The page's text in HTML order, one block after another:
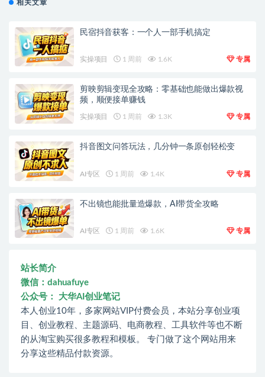
相关文章
民宿抖音获客：一个人一部手机搞定
实操项目 1 周前 1.6K 专属
剪映剪辑变现全攻略：零基础也能做出爆款视
频，顺便接单赚钱
实操项目 1 周前 1.3K 专属
抖音图文问答玩法，几分钟一条原创轻松变
AI专区 1 周前 1.4K 专属
不出镜也能批量造爆款，AI带货全攻略
AI专区 1 周前 1.6K 专属
站长简介
微信：dahuafuye
公众号： 大华AI创业笔记
本人创业10年，多家网站VIP付费会员，本站分享创业项
目、创业教程、主题源码、电商教程、工具软件等也不断
的从淘宝购买很多教程和模板。 专门做了这个网站用来
分享这些精品付款资源。